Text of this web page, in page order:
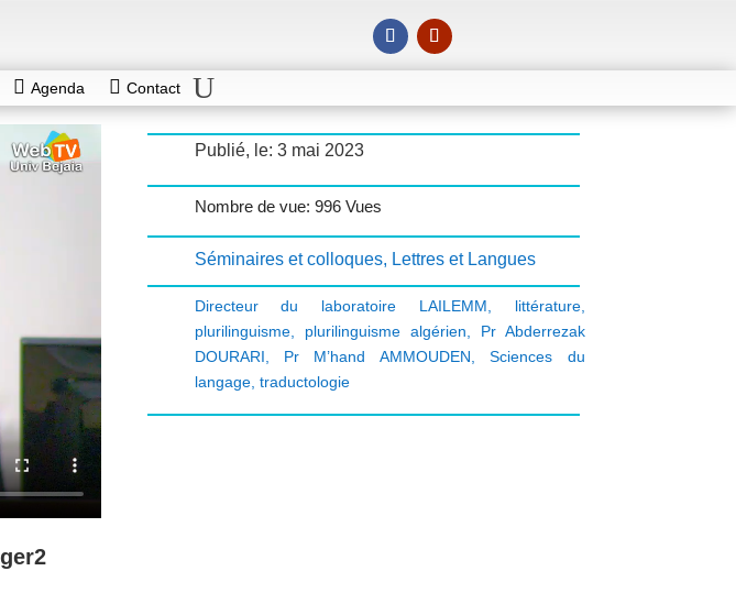
Agenda Contact
Publié, le: 3 mai 2023
Nombre de vue: 996 Vues
Séminaires et colloques, Lettres et Langues
Directeur du laboratoire LAILEMM, littérature,
plurilinguisme, plurilinguisme algérien, Pr Abderrezak
DOURARI, Pr M’hand AMMOUDEN,Sciences du
langage, traductologie